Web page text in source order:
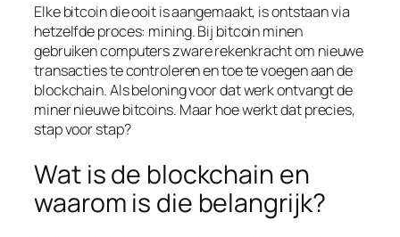
Elke bitcoin die ooit is aangemaakt, is ontstaan via
hetzelfde proces: mining. Bij bitcoin minen
gebruiken computers zware rekenkracht om nieuwe
transacties te controleren en toe te voegen aan de
blockchain. Als beloning voor dat werk ontvangt de
miner nieuwe bitcoins. Maar hoe werkt dat precies,
stap voor stap?
Wat is de blockchain en
waarom is die belangrijk?